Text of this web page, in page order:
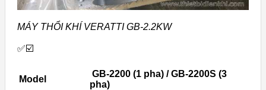
MÁY THỔI KHÍ VERATTI GB-2.2KW
✅☑️
Model
GB-2200 (1 pha) / GB-2200S (3
pha)